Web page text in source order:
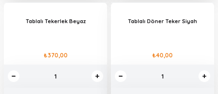
Tablalı Tekerlek Beyaz
₺370,00
Tablalı Döner Teker Siyah
₺40,00